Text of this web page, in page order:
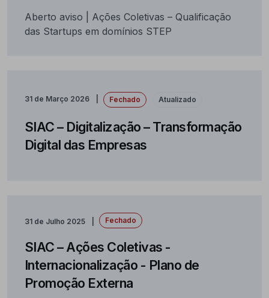
Aberto aviso | Ações Coletivas – Qualificação
das Startups em domínios STEP
31 de Março 2026 Fechado Atualizado
SIAC – Digitalização – Transformação
Digital das Empresas
31 de Julho 2025 Fechado
SIAC – Ações Coletivas -
Internacionalização - Plano de
Promoção Externa